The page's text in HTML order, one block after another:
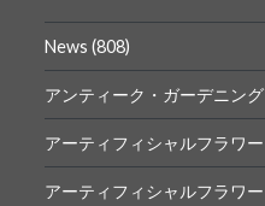
ー
ル
で
表
示
ー
ル
で
表
示
News (808)
アンティーク・ガーデニング
アーティフィシャルフラワー
アーティフィシャルフラワー